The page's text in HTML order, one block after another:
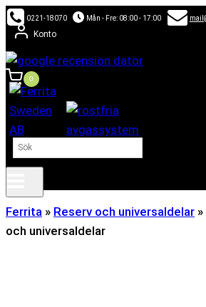
Skip
to
content
0221-18070 Mån - Fre: 08:00 - 17:00
Konto
0
Ferrita » Reserv och universaldelar »
och universaldelar